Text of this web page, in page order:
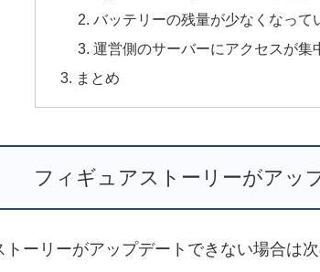
バッテリーの残量が少なくなって
運営側のサーバーにアクセスが集
まとめ
フィギュアストーリーがアッ
トーリーがアップデートできない場合は